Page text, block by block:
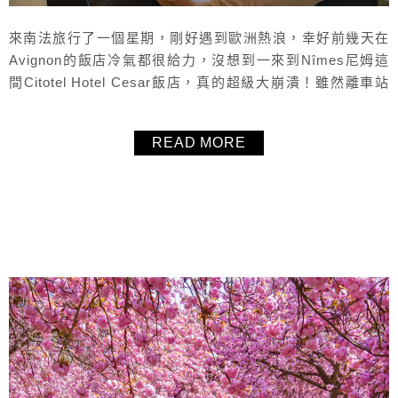
來南法旅行了一個星期，剛好遇到歐洲熱浪，幸好前幾天在
Avignon的飯店冷氣都很給力，沒想到一來到Nîmes尼姆這
間Citotel Hotel Cesar飯店，真的超級大崩潰！雖然離車站
READ MORE
About